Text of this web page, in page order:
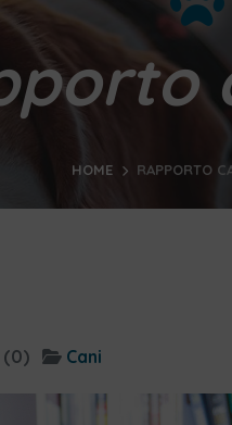
HOME RAPPORTO
(0) Cani